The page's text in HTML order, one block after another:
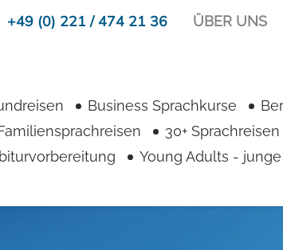
+49 (0) 221 / 474 21 36 ÜBER UNS
Business Sprachkurse
30+ Sprachreisen
Young Adults -